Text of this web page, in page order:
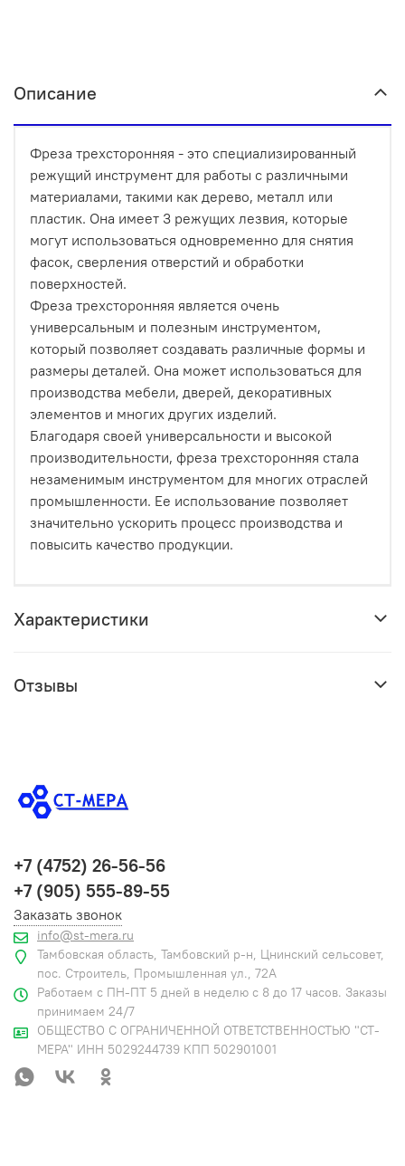
Описание
Фреза трехсторонняя - это специализированный
режущий инструмент для работы с различными
материалами, такими как дерево, металл или
пластик. Она имеет 3 режущих лезвия, которые
могут использоваться одновременно для снятия
фасок, сверления отверстий и обработки
поверхностей.
Фреза трехсторонняя является очень
универсальным и полезным инструментом,
который позволяет создавать различные формы и
размеры деталей. Она может использоваться для
производства мебели, дверей, декоративных
элементов и многих других изделий.
Благодаря своей универсальности и высокой
производительности, фреза трехсторонняя стала
незаменимым инструментом для многих отраслей
промышленности. Ее использование позволяет
значительно ускорить процесс производства и
повысить качество продукции.
Характеристики
Отзывы
+7 (4752) 26-56-56
+7 (905) 555-89-55
Заказать звонок
info@st-mera.ru
Тамбовская область, Тамбовский р-н, Цнинский сельсовет,
пос. Строитель, Промышленная ул., 72А
Работаем с ПН-ПТ 5 дней в неделю с 8 до 17 часов. Заказы
принимаем 24/7
ОБЩЕСТВО С ОГРАНИЧЕННОЙ ОТВЕТСТВЕННОСТЬЮ "СТ-
МЕРА" ИНН 5029244739 КПП 502901001